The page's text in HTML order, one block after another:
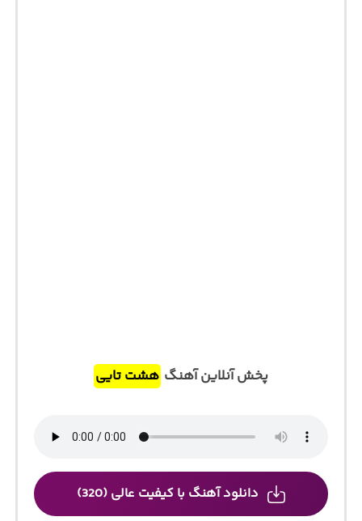
پخش آنلاین آهنگ هشت تایی
دانلود آهنگ با کیفیت عالی (320)